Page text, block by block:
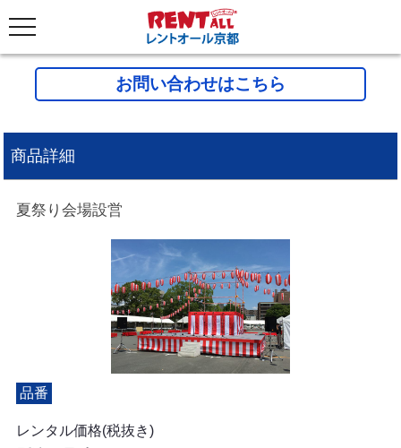
お問い合わせはこちら
商品詳細
夏祭り会場設営
品番
レンタル価格(税抜き)